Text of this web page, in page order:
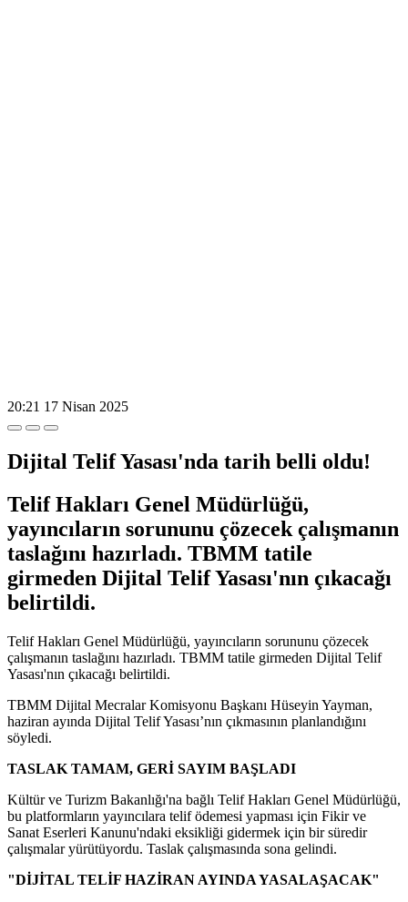
20:21 17 Nisan 2025
Dijital Telif Yasası'nda tarih belli oldu!
Telif Hakları Genel Müdürlüğü,
yayıncıların sorununu çözecek çalışmanın
taslağını hazırladı. TBMM tatile
girmeden Dijital Telif Yasası'nın çıkacağı
belirtildi.
Telif Hakları Genel Müdürlüğü, yayıncıların sorununu çözecek
çalışmanın taslağını hazırladı. TBMM tatile girmeden Dijital Telif
Yasası'nın çıkacağı belirtildi.
TBMM Dijital Mecralar Komisyonu Başkanı Hüseyin Yayman,
haziran ayında Dijital Telif Yasası’nın çıkmasının planlandığını
söyledi.
TASLAK TAMAM, GERİ SAYIM BAŞLADI
Kültür ve Turizm Bakanlığı'na bağlı Telif Hakları Genel Müdürlüğü,
bu platformların yayıncılara telif ödemesi yapması için Fikir ve
Sanat Eserleri Kanunu'ndaki eksikliği gidermek için bir süredir
çalışmalar yürütüyordu. Taslak çalışmasında sona gelindi.
"DİJİTAL TELİF HAZİRAN AYINDA YASALAŞACAK"